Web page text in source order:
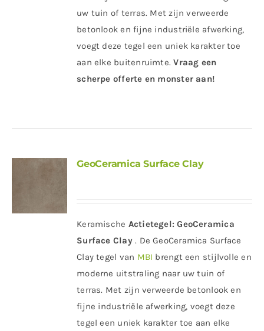
uw tuin of terras. Met zijn verweerde
betonlook en fijne industriële afwerking,
voegt deze tegel een uniek karakter toe
aan elke buitenruimte.Vraag een
scherpe offerte en monster aan!
GeoCeramica Surface Clay
Keramische Actietegel: GeoCeramica
Surface Clay. De GeoCeramica Surface
Clay tegel van MBI brengt een stijlvolle en
moderne uitstraling naar uw tuin of
terras. Met zijn verweerde betonlook en
fijne industriële afwerking, voegt deze
tegel een uniek karakter toe aan elke